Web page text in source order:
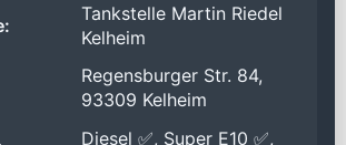
Tankstelle Martin Riedel
Kelheim
Regensburger Str. 84,
93309 Kelheim
Diesel ✅, Super E10 ✅,